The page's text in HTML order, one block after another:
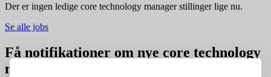
Der er ingen ledige core technology manager stillinger lige nu.
Se alle jobs
Få notifikationer om nye core technology
manager jobs